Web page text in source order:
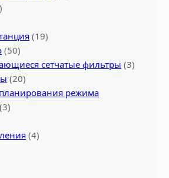
(19)
(50)
сетчатые фильтры (3)
(20)
режима
(3)
(4)